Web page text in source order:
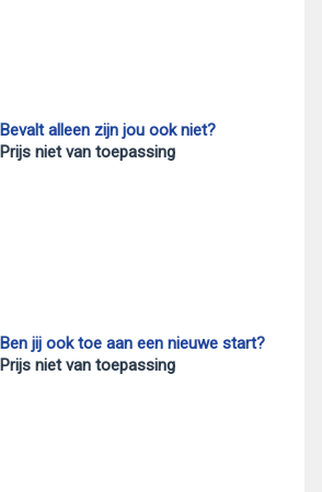
Bevalt alleen zijn jou ook niet?
Prijs niet van toepassing
Ben jij ook toe aan een nieuwe start?
Prijs niet van toepassing